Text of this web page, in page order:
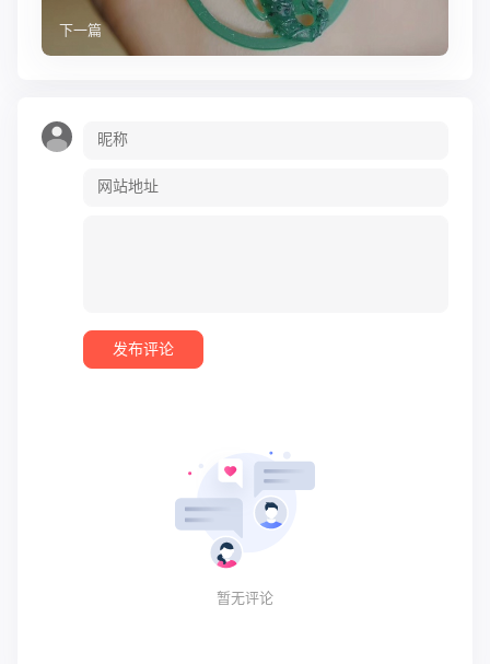
下一篇
暂无评论